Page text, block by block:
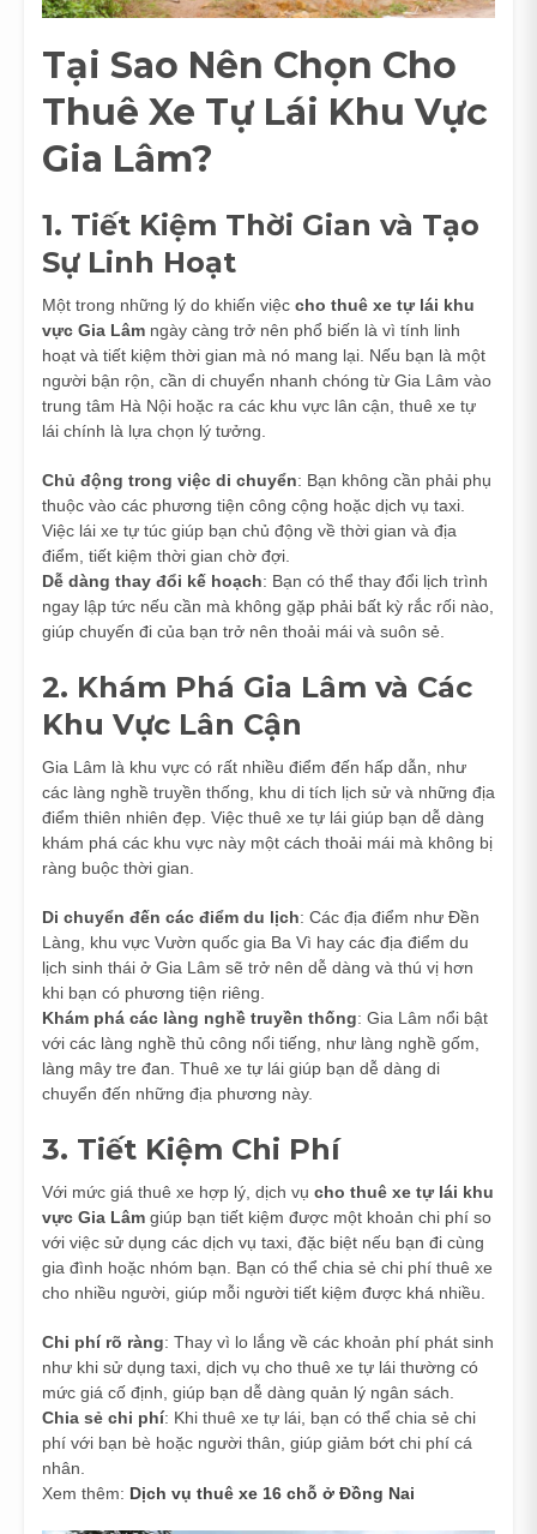
Tại Sao Nên Chọn Cho
Thuê Xe Tự Lái Khu Vực
Gia Lâm?
1. Tiết Kiệm Thời Gian và Tạo
Sự Linh Hoạt
Một trong những lý do khiến việc cho thuê xe tự lái khu
vực Gia Lâm ngày càng trở nên phổ biến là vì tính linh
hoạt và tiết kiệm thời gian mà nó mang lại. Nếu bạn là một
người bận rộn, cần di chuyển nhanh chóng từ Gia Lâm vào
trung tâm Hà Nội hoặc ra các khu vực lân cận, thuê xe tự
lái chính là lựa chọn lý tưởng.
Chủ động trong việc di chuyển: Bạn không cần phải phụ
thuộc vào các phương tiện công cộng hoặc dịch vụ taxi.
Việc lái xe tự túc giúp bạn chủ động về thời gian và địa
điểm, tiết kiệm thời gian chờ đợi.
Dễ dàng thay đổi kế hoạch: Bạn có thể thay đổi lịch trình
ngay lập tức nếu cần mà không gặp phải bất kỳ rắc rối nào,
giúp chuyến đi của bạn trở nên thoải mái và suôn sẻ.
2. Khám Phá Gia Lâm và Các
Khu Vực Lân Cận
Gia Lâm là khu vực có rất nhiều điểm đến hấp dẫn, như
các làng nghề truyền thống, khu di tích lịch sử và những địa
điểm thiên nhiên đẹp. Việc thuê xe tự lái giúp bạn dễ dàng
khám phá các khu vực này một cách thoải mái mà không bị
ràng buộc thời gian.
Di chuyển đến các điểm du lịch: Các địa điểm như Đền
Làng, khu vực Vườn quốc gia Ba Vì hay các địa điểm du
lịch sinh thái ở Gia Lâm sẽ trở nên dễ dàng và thú vị hơn
khi bạn có phương tiện riêng.
Khám phá các làng nghề truyền thống: Gia Lâm nổi bật
với các làng nghề thủ công nổi tiếng, như làng nghề gốm,
làng mây tre đan. Thuê xe tự lái giúp bạn dễ dàng di
chuyển đến những địa phương này.
3. Tiết Kiệm Chi Phí
Với mức giá thuê xe hợp lý, dịch vụ cho thuê xe tự lái khu
vực Gia Lâm giúp bạn tiết kiệm được một khoản chi phí so
với việc sử dụng các dịch vụ taxi, đặc biệt nếu bạn đi cùng
gia đình hoặc nhóm bạn. Bạn có thể chia sẻ chi phí thuê xe
cho nhiều người, giúp mỗi người tiết kiệm được khá nhiều.
Chi phí rõ ràng: Thay vì lo lắng về các khoản phí phát sinh
như khi sử dụng taxi, dịch vụ cho thuê xe tự lái thường có
mức giá cố định, giúp bạn dễ dàng quản lý ngân sách.
Chia sẻ chi phí: Khi thuê xe tự lái, bạn có thể chia sẻ chi
phí với bạn bè hoặc người thân, giúp giảm bớt chi phí cá
nhân.
Xem thêm: Dịch vụ thuê xe 16 chỗ ở Đồng Nai